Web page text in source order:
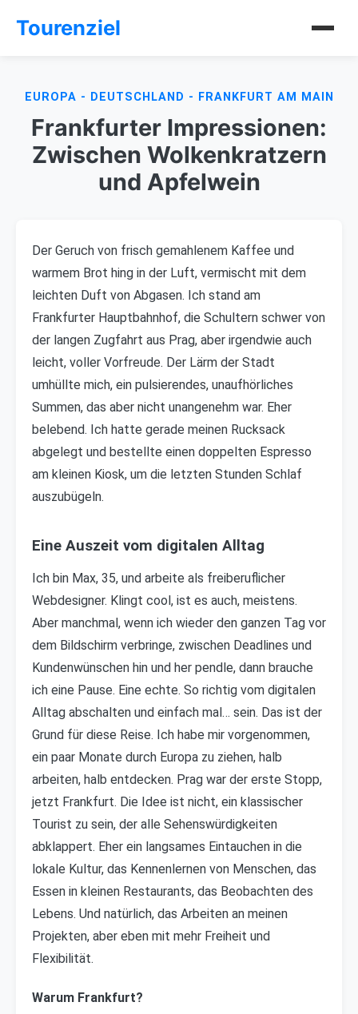
Tourenziel
EUROPA - DEUTSCHLAND - FRANKFURT AM MAIN
Frankfurter Impressionen:
Zwischen Wolkenkratzern
und Apfelwein
Der Geruch von frisch gemahlenem Kaffee und
warmem Brot hing in der Luft, vermischt mit dem
leichten Duft von Abgasen. Ich stand am
Frankfurter Hauptbahnhof, die Schultern schwer von
der langen Zugfahrt aus Prag, aber irgendwie auch
leicht, voller Vorfreude. Der Lärm der Stadt
umhüllte mich, ein pulsierendes, unaufhörliches
Summen, das aber nicht unangenehm war. Eher
belebend. Ich hatte gerade meinen Rucksack
abgelegt und bestellte einen doppelten Espresso
am kleinen Kiosk, um die letzten Stunden Schlaf
auszubügeln.
Eine Auszeit vom digitalen Alltag
Ich bin Max, 35, und arbeite als freiberuflicher
Webdesigner. Klingt cool, ist es auch, meistens.
Aber manchmal, wenn ich wieder den ganzen Tag vor
dem Bildschirm verbringe, zwischen Deadlines und
Kundenwünschen hin und her pendle, dann brauche
ich eine Pause. Eine echte. So richtig vom digitalen
Alltag abschalten und einfach mal… sein. Das ist der
Grund für diese Reise. Ich habe mir vorgenommen,
ein paar Monate durch Europa zu ziehen, halb
arbeiten, halb entdecken. Prag war der erste Stopp,
jetzt Frankfurt. Die Idee ist nicht, ein klassischer
Tourist zu sein, der alle Sehenswürdigkeiten
abklappert. Eher ein langsames Eintauchen in die
lokale Kultur, das Kennenlernen von Menschen, das
Essen in kleinen Restaurants, das Beobachten des
Lebens. Und natürlich, das Arbeiten an meinen
Projekten, aber eben mit mehr Freiheit und
Flexibilität.
Warum Frankfurt?